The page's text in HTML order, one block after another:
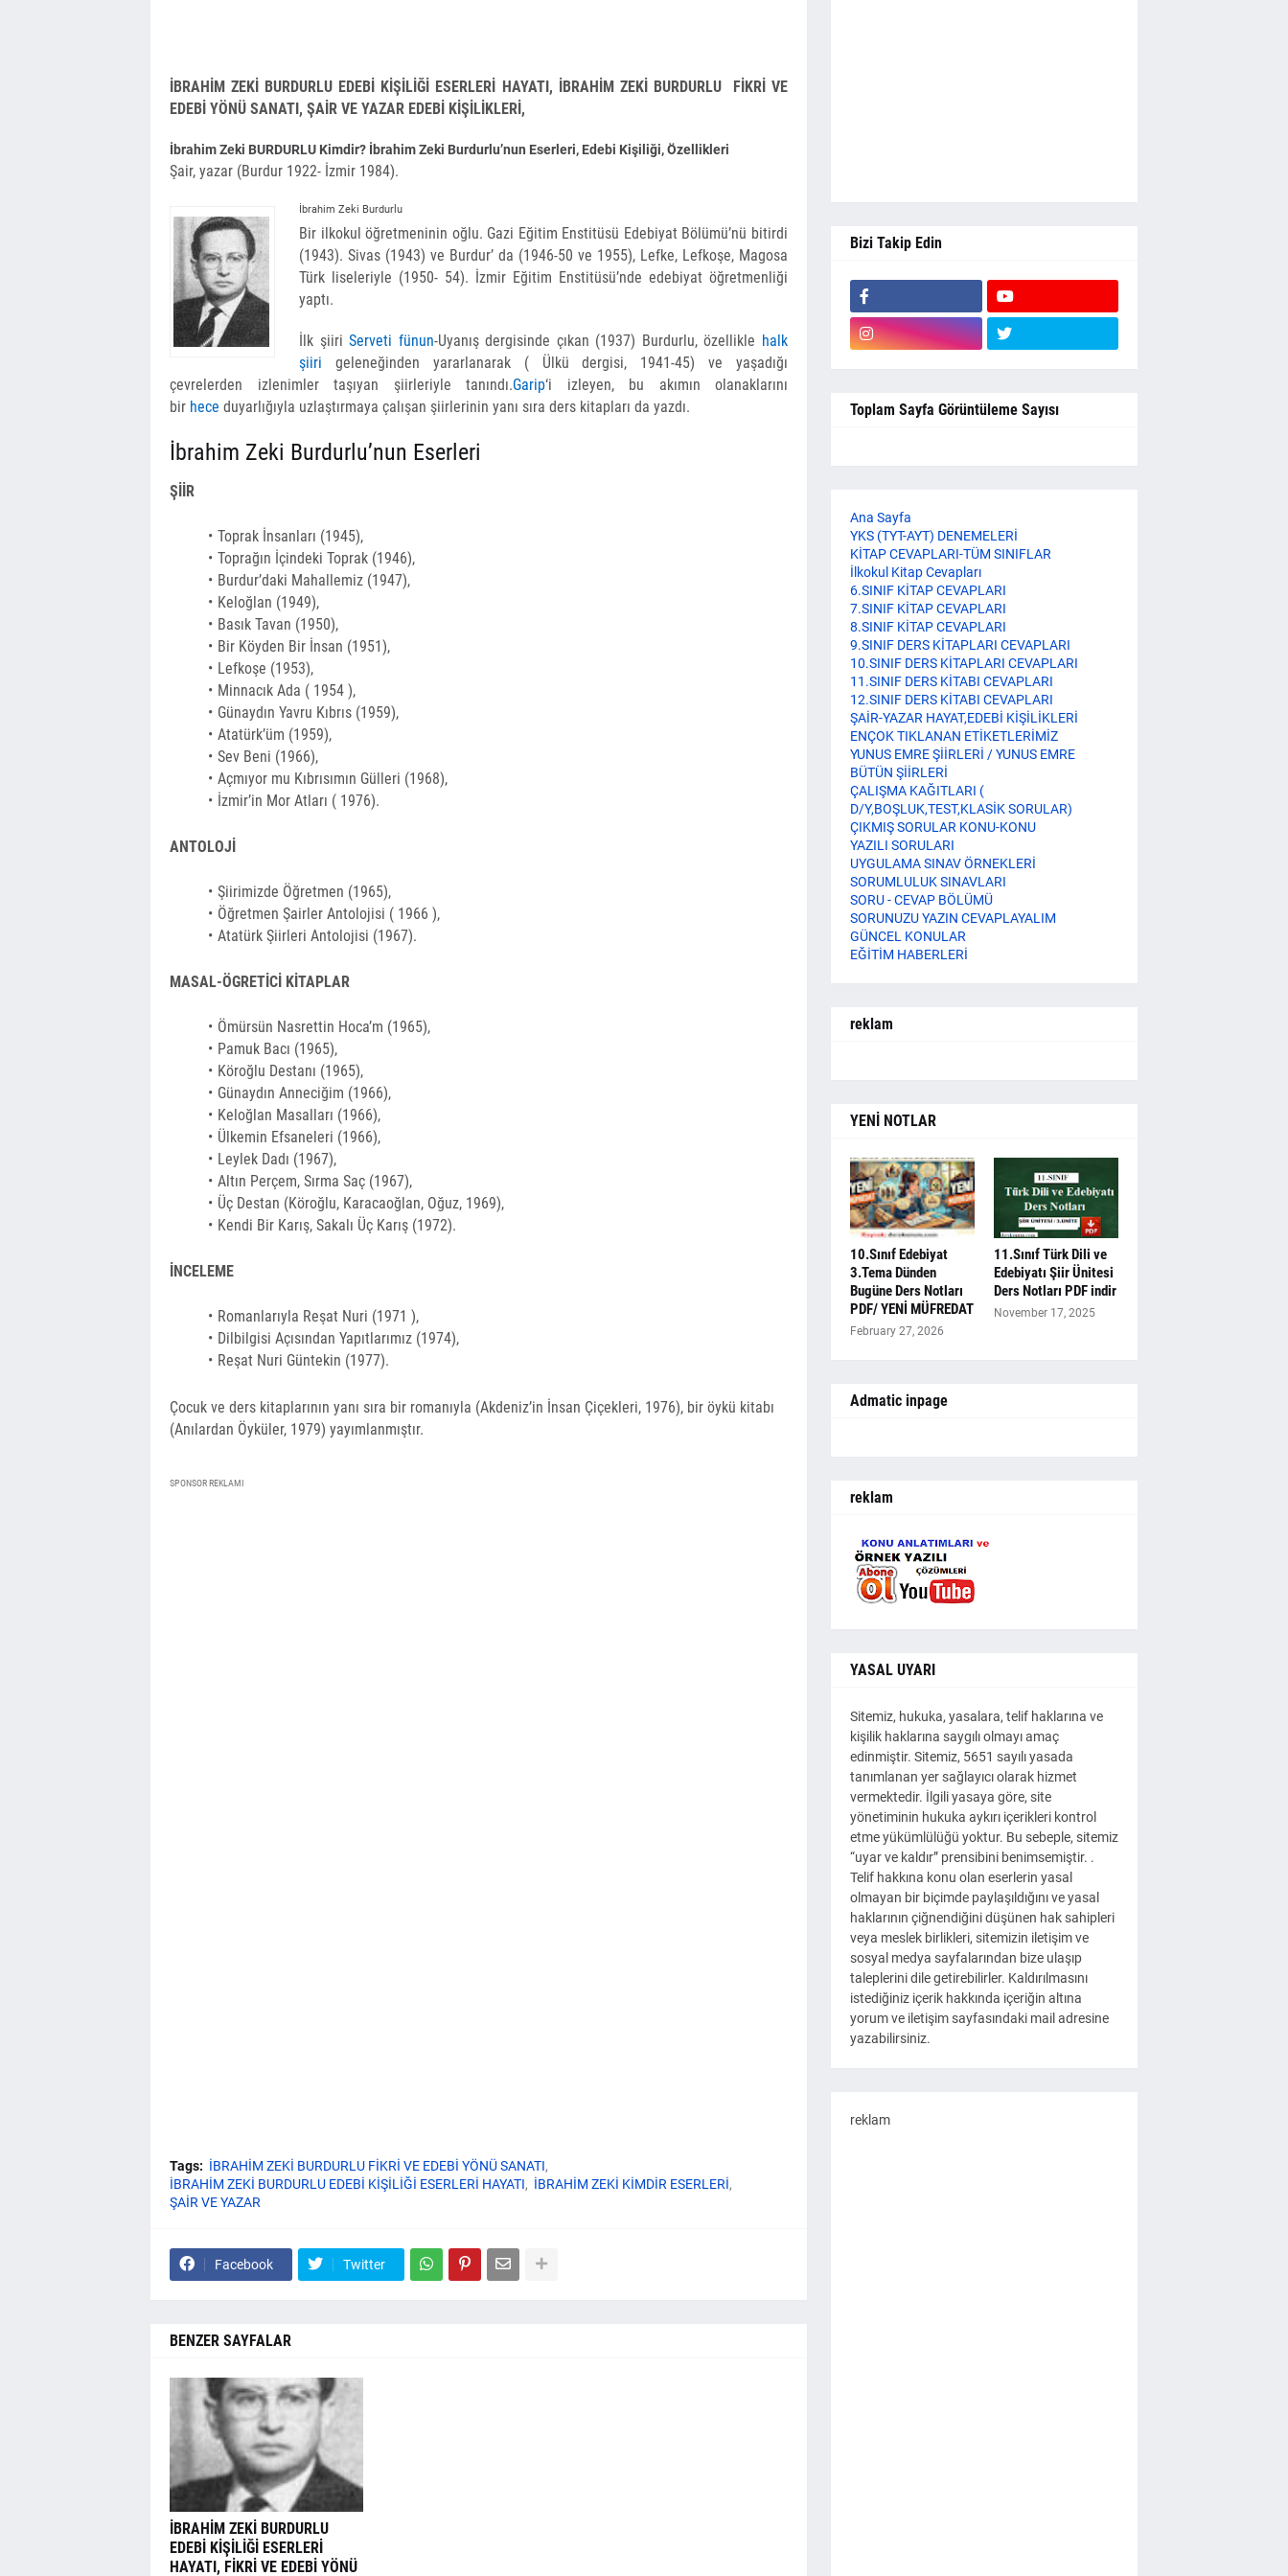
İBRAHİM ZEKİ BURDURLU EDEBİ KİŞİLİĞİ ESERLERİ HAYATI, İBRAHİM ZEKİ BURDURLU FİKRİ VE
EDEBİ YÖNÜ SANATI, ŞAİR VE YAZAR EDEBİ KİŞİLİKLERİ,
İbrahim Zeki BURDURLU Kimdir? İbrahim Zeki Burdurlu’nun Eserleri, Edebi Kişiliği, Özellikleri
Şair, yazar (Burdur 1922- İzmir 1984).
İbrahim Zeki Burdurlu
Bir ilkokul öğretmeninin oğlu. Gazi Eğitim Enstitüsü Edebiyat Bölümü’nü bitirdi
(1943). Sivas (1943) ve Burdur’ da (1946-50 ve 1955), Lefke, Lefkoşe, Magosa
Türk liseleriyle (1950- 54). İzmir Eğitim Enstitüsü’nde edebiyat öğretmenliği
yaptı.
İlk şiiriServeti fünun-Uyanış dergisinde çıkan (1937) Burdurlu, özellikle halk
şiiri ge­leneğinden yararlanarak ( Ülkü dergisi, 1941-45) ve yaşadığı
çevrelerden izlenimler taşıyan şiirleriyle tanındı.Garip‘i izleyen, bu akımın olanaklarını
bir hece duyarlığıyla uzlaştırmaya çalışan şiir­lerinin yanı sıra ders kitapları da yazdı.
İbrahim Zeki Burdurlu’nun Eserleri
ŞİİR
Toprak İnsanları (1945),
Toprağın İçindeki Toprak (1946),
Burdur’daki Mahallemiz (1947),
Keloğlan (1949),
Basık Tavan (1950),
Bir Köyden Bir İnsan (1951),
Lefkoşe (1953),
Minnacık Ada ( 1954 ),
Günaydın Yavru Kıbrıs (1959),
Atatürk’üm (1959),
Sev Beni (1966),
Açmıyor mu Kıbrısımın Gülleri (1968),
İz­mir’in Mor Atları ( 1976).
ANTOLOJİ
Şiirimizde Öğretmen (1965),
Öğretmen Şair­ler Antolojisi ( 1966 ),
Atatürk Şiirleri Anto­lojisi (1967).
MASAL-ÖGRETİCİ KİTAPLAR
Ömürsün Nasrettin Hoca’m (1965),
Pamuk Bacı (1965),
Köroğlu Destanı (1965),
Günay­dın Anneciğim (1966),
Keloğlan Masalları (1966),
Ülkemin Efsaneleri (1966),
Leylek Dadı (1967),
Altın Perçem, Sırma Saç (1967),
Üç Destan (Köroğlu, Karacaoğlan, Oğuz, 1969),
Kendi Bir Karış, Sakalı Üç Karış (1972).
İNCELEME
Romanlarıyla Reşat Nuri (1971 ),
Dilbilgisi Açısından Yapıtlarımız (1974),
Reşat Nuri Güntekin (1977).
Çocuk ve ders kitaplarının yanı sıra bir romanıyla (Akdeniz’in İnsan Çiçekleri, 1976), bir öykü kitabı
(Anılardan Öyküler, 1979) yayımlanmıştır.
SPONSOR REKLAMI
Tags: İBRAHİM ZEKİ BURDURLU FİKRİ VE EDEBİ YÖNÜ SANATI
İBRAHİM ZEKİ BURDURLU EDEBİ KİŞİLİĞİ ESERLERİ HAYATI
İBRAHİM ZEKİ KİMDİR ESERLERİ
ŞAİR VE YAZAR
Facebook Twitter
BENZER SAYFALAR
İBRAHİM ZEKİ BURDURLU
EDEBİ KİŞİLİĞİ ESERLERİ
HAYATI, FİKRİ VE EDEBİ YÖNÜ
Bizi Takip Edin
Toplam Sayfa Görüntüleme Sayısı
Ana Sayfa
YKS (TYT-AYT) DENEMELERİ
KİTAP CEVAPLARI-TÜM SINIFLAR
İlkokul Kitap Cevapları
6.SINIF KİTAP CEVAPLARI
7.SINIF KİTAP CEVAPLARI
8.SINIF KİTAP CEVAPLARI
9.SINIF DERS KİTAPLARI CEVAPLARI
10.SINIF DERS KİTAPLARI CEVAPLARI
11.SINIF DERS KİTABI CEVAPLARI
12.SINIF DERS KİTABI CEVAPLARI
ŞAİR-YAZAR HAYAT,EDEBİ KİŞİLİKLERİ
ENÇOK TIKLANAN ETİKETLERİMİZ
YUNUS EMRE ŞİİRLERİ / YUNUS EMRE
BÜTÜN ŞİİRLERİ
ÇALIŞMA KAĞITLARI (
D/Y,BOŞLUK,TEST,KLASİK SORULAR)
ÇIKMIŞ SORULAR KONU-KONU
YAZILI SORULARI
UYGULAMA SINAV ÖRNEKLERİ
SORUMLULUK SINAVLARI
SORU - CEVAP BÖLÜMÜ
SORUNUZU YAZIN CEVAPLAYALIM
GÜNCEL KONULAR
EĞİTİM HABERLERİ
reklam
YENİ NOTLAR
10.Sınıf Edebiyat
3.Tema Dünden
Bugüne Ders Notları
PDF/ YENİ MÜFREDAT
February 27, 2026
11.Sınıf Türk Dili ve
Edebiyatı Şiir Ünitesi
Ders Notları PDF indir
November 17, 2025
Admatic inpage
reklam
YASAL UYARI
Sitemiz, hukuka, yasalara, telif haklarına ve
kişilik haklarına saygılı olmayı amaç
edinmiştir. Sitemiz, 5651 sayılı yasada
tanımlanan yer sağlayıcı olarak hizmet
vermektedir. İlgili yasaya göre, site
yönetiminin hukuka aykırı içerikleri kontrol
etme yükümlülüğü yoktur. Bu sebeple, sitemiz
“uyar ve kaldır” prensibini benimsemiştir. .
Telif hakkına konu olan eserlerin yasal
olmayan bir biçimde paylaşıldığını ve yasal
haklarının çiğnendiğini düşünen hak sahipleri
veya meslek birlikleri, sitemizin iletişim ve
sosyal medya sayfalarından bize ulaşıp
taleplerini dile getirebilirler. Kaldırılmasını
istediğiniz içerik hakkında içeriğin altına
yorum ve iletişim sayfasındaki mail adresine
yazabilirsiniz.
reklam